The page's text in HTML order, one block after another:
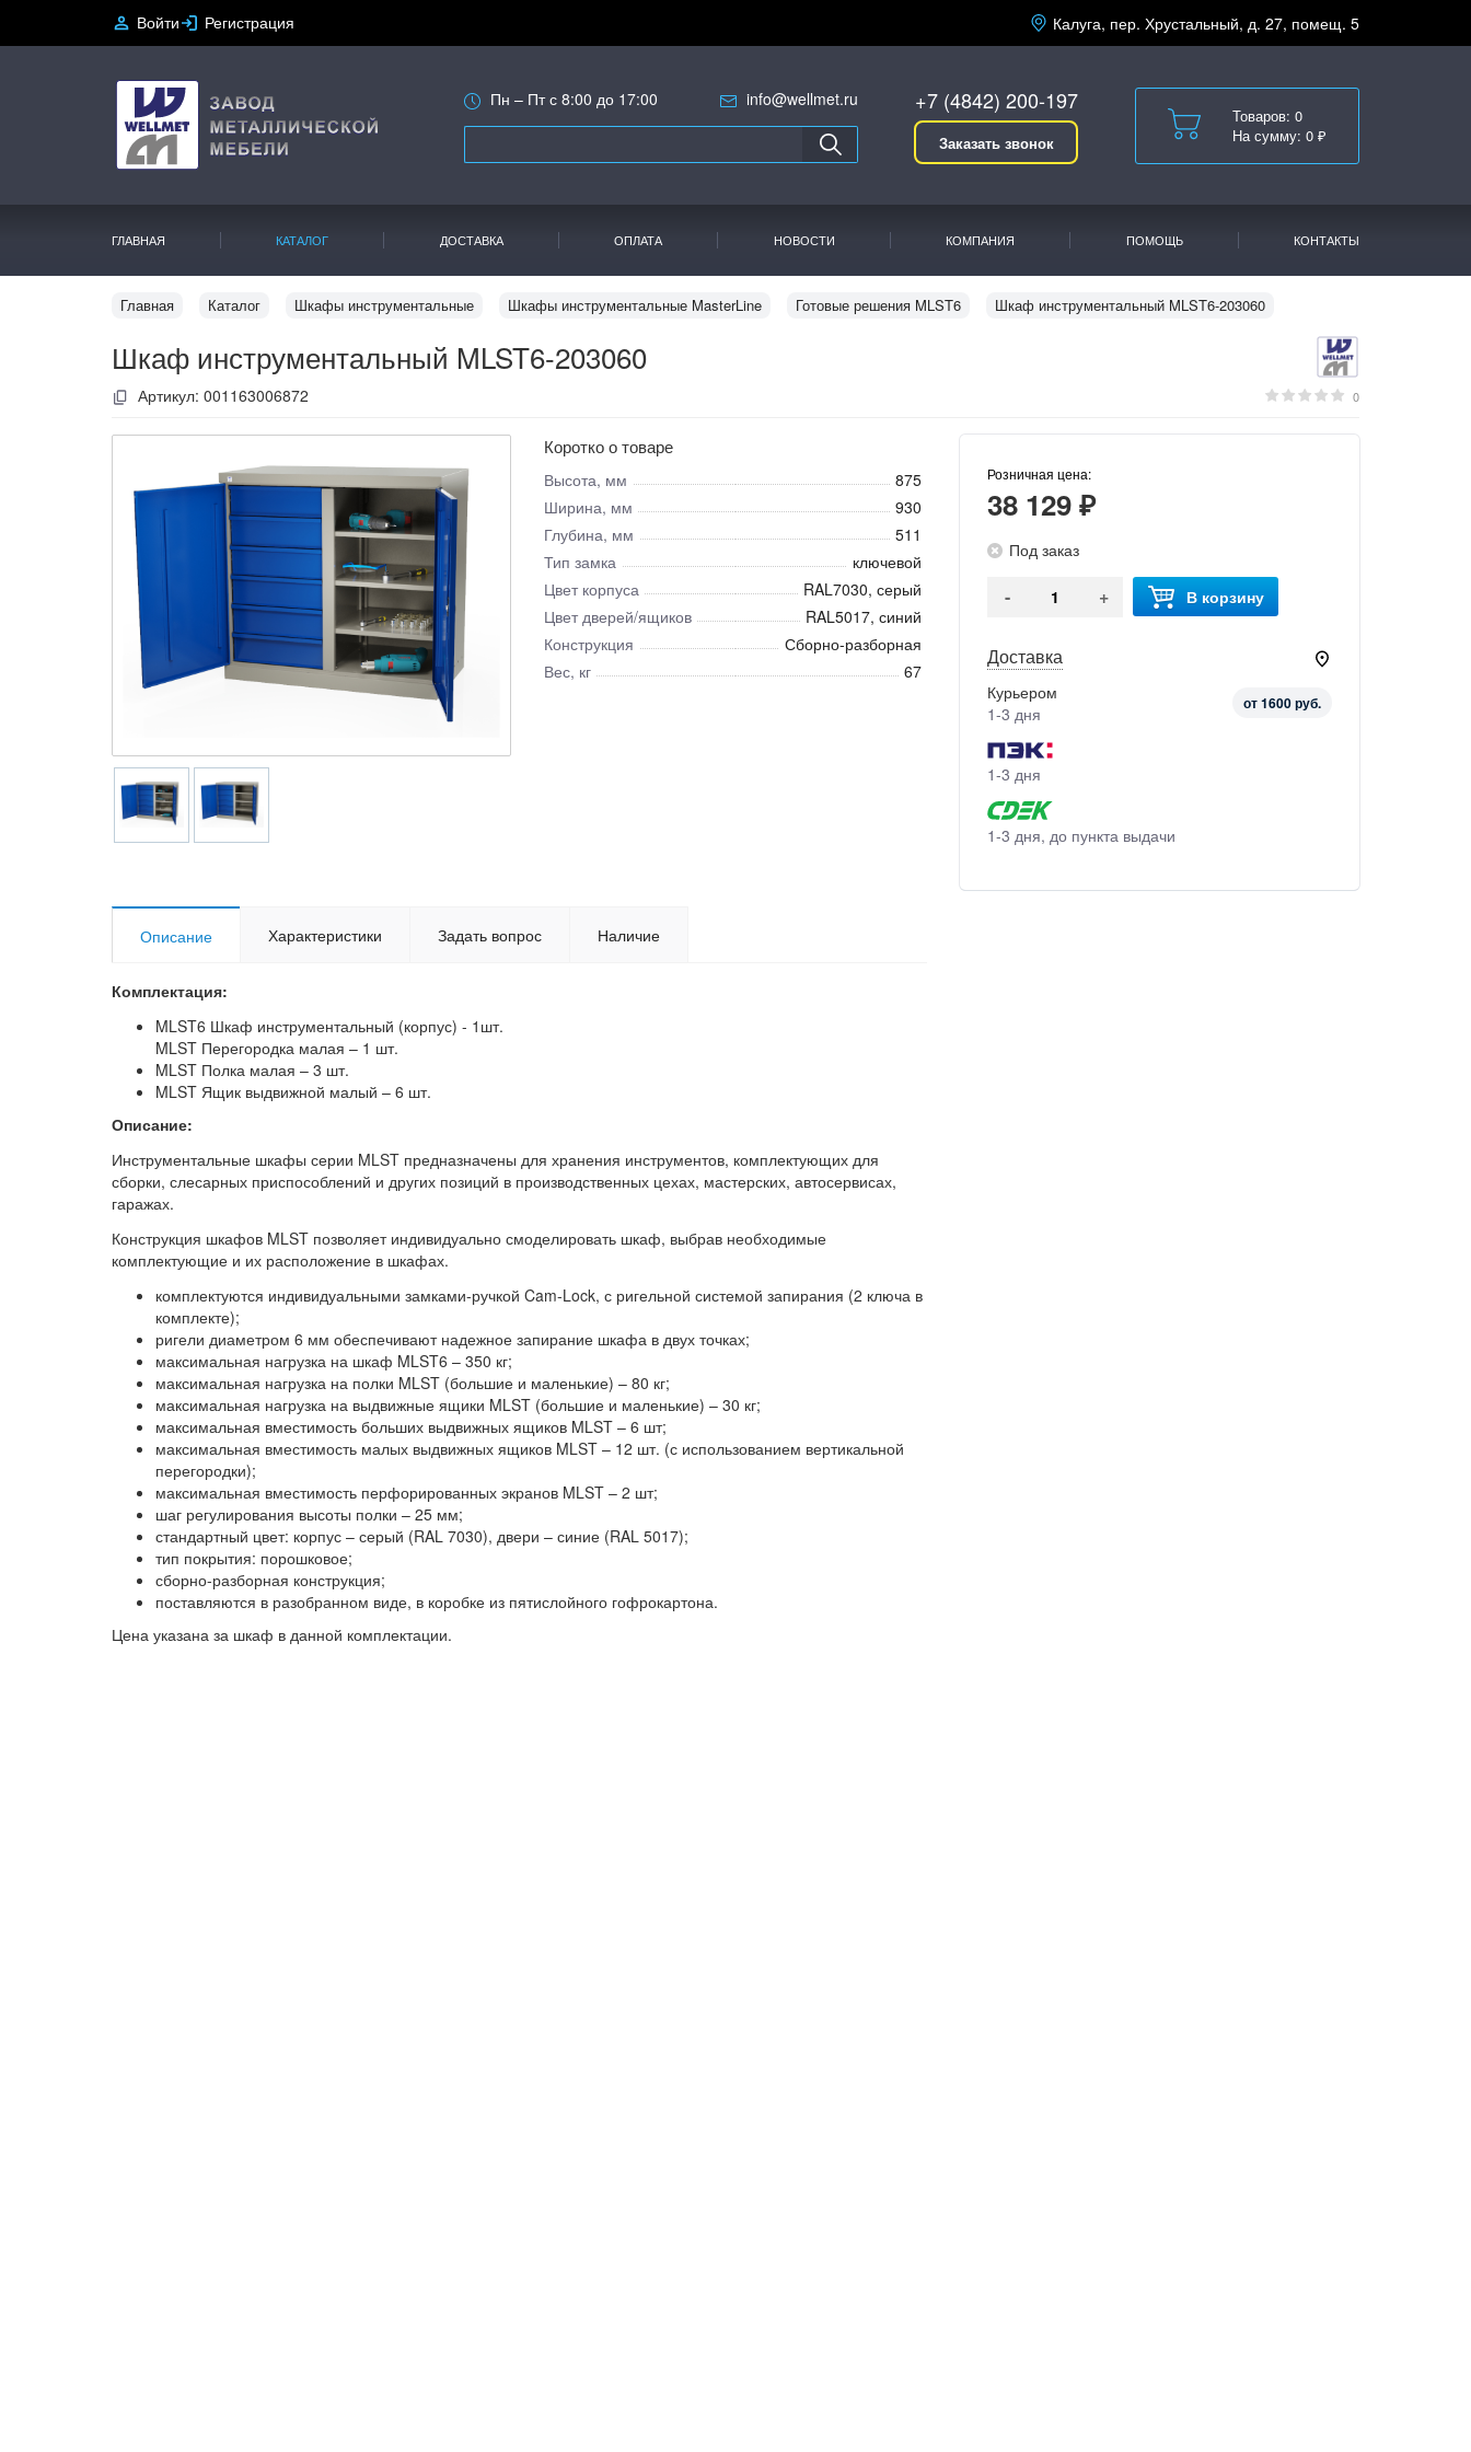
Войти Регистрация Калуга, пер. Хрустальный, д. 27, помещ. 5
Пн – Пт с 8:00 до 17:00 info@wellmet.ru +7 (4842) 200-197
Заказать звонок
Товаров: 0
На сумму: 0 ₽
ГЛАВНАЯ КАТАЛОГ ДОСТАВКА ОПЛАТА НОВОСТИ КОМПАНИЯ ПОМОЩЬ КОНТАКТЫ
Главная Каталог Шкафы инструментальные Шкафы инструментальные MasterLine Готовые решения MLST6 Шкаф инструментальный MLST6-203060
Шкаф инструментальный MLST6-203060
Артикул: 001163006872 0
Коротко о товаре
Высота, мм
875
Ширина, мм
930
Глубина, мм
511
Тип замка
ключевой
Цвет корпуса
RAL7030, серый
Цвет дверей/ящиков
RAL5017, синий
Конструкция
Сборно-разборная
Вес, кг
67
Розничная цена:
38 129 ₽
Под заказ
- + В корзину
Доставка
Курьером
1-3 дня
от 1600 руб.
1-3 дня
1-3 дня, до пункта выдачи
Описание Характеристики Задать вопрос Наличие
Комплектация:
MLST6 Шкаф инструментальный (корпус) - 1шт.
MLST Перегородка малая – 1 шт.
MLST Полка малая – 3 шт.
MLST Ящик выдвижной малый – 6 шт.
Описание:
Инструментальные шкафы серии MLST предназначены для хранения инструментов, комплектующих для
сборки, слесарных приспособлений и других позиций в производственных цехах, мастерских, автосервисах,
гаражах.
Конструкция шкафов MLST позволяет индивидуально смоделировать шкаф, выбрав необходимые
комплектующие и их расположение в шкафах.
комплектуются индивидуальными замками-ручкой Cam-Lock, с ригельной системой запирания (2 ключа в
комплекте);
ригели диаметром 6 мм обеспечивают надежное запирание шкафа в двух точках;
максимальная нагрузка на шкаф MLST6 – 350 кг;
максимальная нагрузка на полки MLST (большие и маленькие) – 80 кг;
максимальная нагрузка на выдвижные ящики MLST (большие и маленькие) – 30 кг;
максимальная вместимость больших выдвижных ящиков MLST – 6 шт;
максимальная вместимость малых выдвижных ящиков MLST – 12 шт. (с использованием вертикальной
перегородки);
максимальная вместимость перфорированных экранов MLST – 2 шт;
шаг регулирования высоты полки – 25 мм;
стандартный цвет: корпус – серый (RAL 7030), двери – синие (RAL 5017);
тип покрытия: порошковое;
сборно-разборная конструкция;
поставляются в разобранном виде, в коробке из пятислойного гофрокартона.
Цена указана за шкаф в данной комплектации.